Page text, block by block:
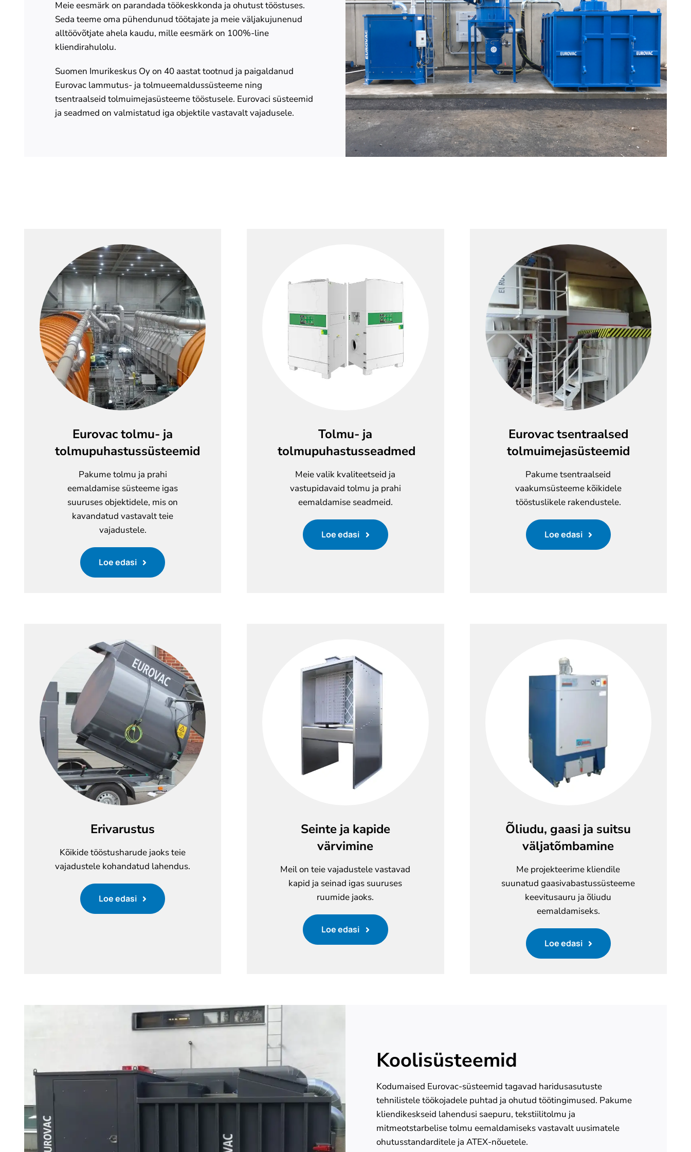
Meie eesmärk on parandada töökeskkonda ja ohutust tööstuses.
Seda teeme oma pühendunud töötajate ja meie väljakujunenud
alltöövõtjate ahela kaudu, mille eesmärk on 100%-line
kliendirahulolu.
Suomen Imurikeskus Oy on 40 aastat tootnud ja paigaldanud
Eurovac lammutus- ja tolmueemaldussüsteeme ning
tsentraalseid tolmuimejasüsteeme tööstusele. Eurovaci süsteemid
ja seadmed on valmistatud iga objektile vastavalt vajadusele.
Eurovac tolmu- ja
tolmupuhastussüsteemid
Pakume tolmu ja prahi
eemaldamise süsteeme igas
suuruses objektidele, mis on
kavandatud vastavalt teie
vajadustele.
Loe edasi
Tolmu- ja
tolmupuhastusseadmed
Meie valik kvaliteetseid ja
vastupidavaid tolmu ja prahi
eemaldamise seadmeid.
Loe edasi
Eurovac tsentraalsed
tolmuimejasüsteemid
Pakume tsentraalseid
vaakumsüsteeme kõikidele
tööstuslikele rakendustele.
Loe edasi
Erivarustus
Kõikide tööstusharude jaoks teie
vajadustele kohandatud lahendus.
Loe edasi
Seinte ja kapide
värvimine
Meil on teie vajadustele vastavad
kapid ja seinad igas suuruses
ruumide jaoks.
Loe edasi
Õliudu, gaasi ja suitsu
väljatõmbamine
Me projekteerime kliendile
suunatud gaasivabastussüsteeme
keevitusauru ja õliudu
eemaldamiseks.
Loe edasi
Koolisüsteemid
Kodumaised Eurovac-süsteemid tagavad haridusasutuste
tehnilistele töökojadele puhtad ja ohutud töötingimused. Pakume
kliendikeskseid lahendusi saepuru, tekstiilitolmu ja
mitmeotstarbelise tolmu eemaldamiseks vastavalt uusimatele
ohutusstandarditele ja ATEX-nõuetele.